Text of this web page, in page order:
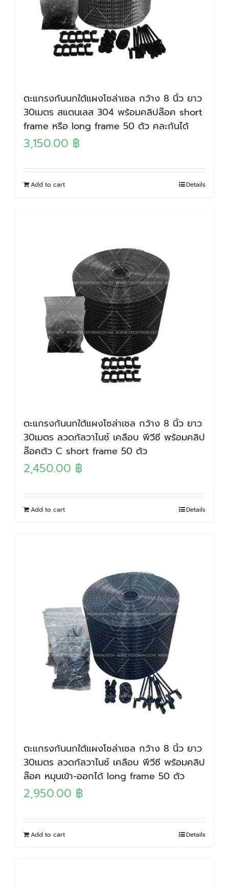
ตะแกรงกันนกใต้แผงโซล่าเซล กว้าง 8 นิ้ว ยาว
30เมตร สแตนเลส 304 พร้อมคลิปล๊อค short
frame หรือ long frame 50 ตัว คละกันได้
3,150.00 ฿
Add to cart Details
ตะแกรงกันนกใต้แผงโซล่าเซล กว้าง 8 นิ้ว ยาว
30เมตร ลวดกัลวาไนซ์ เคลือบ พีวีซี พร้อมคลิป
ล๊อคตัว C short frame 50 ตัว
2,450.00 ฿
Add to cart Details
ตะแกรงกันนกใต้แผงโซล่าเซล กว้าง 8 นิ้ว ยาว
30เมตร ลวดกัลวาไนซ์ เคลือบ พีวีซี พร้อมคลิป
ล๊อค หมุนเข้า-ออกได้ long frame 50 ตัว
2,950.00 ฿
Add to cart Details